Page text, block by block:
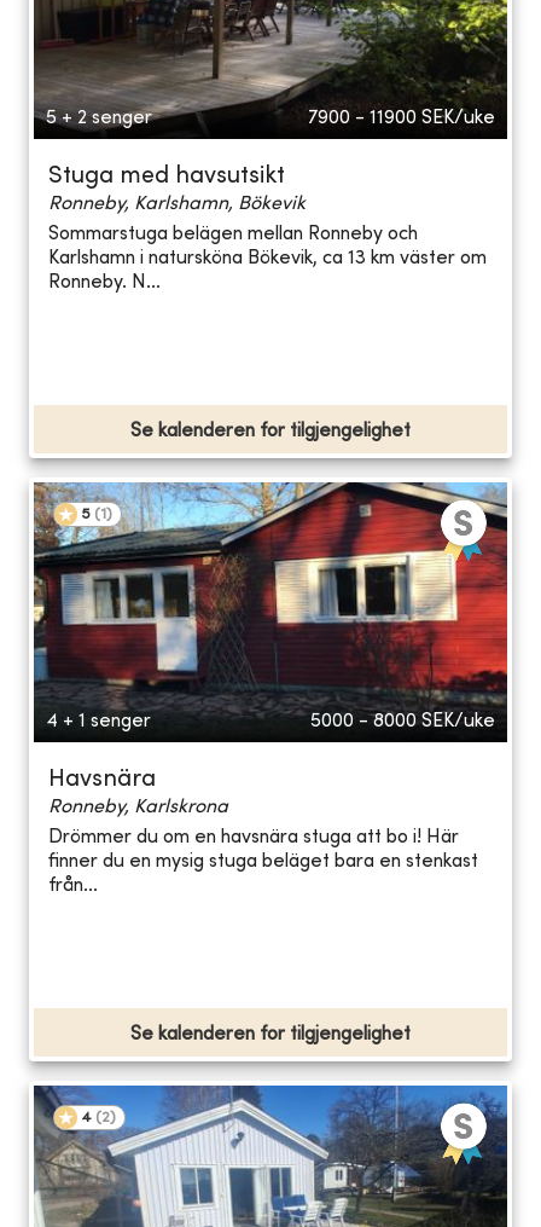
5 + 2 senger 7900 - 11900 SEK/uke
Stuga med havsutsikt
Ronneby, Karlshamn, Bökevik
Sommarstuga belägen mellan Ronneby och
Karlshamn i natursköna Bökevik, ca 13 km väster om
Ronneby. N...
Se kalenderen for tilgjengelighet
5 (1 )
4 + 1 senger 5000 - 8000 SEK/uke
Havsnära
Ronneby, Karlskrona
Drömmer du om en havsnära stuga att bo i! Här
finner du en mysig stuga beläget bara en stenkast
från...
Se kalenderen for tilgjengelighet
4 (2)